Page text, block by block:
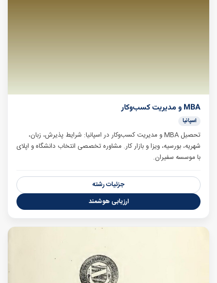
MBA و مدیریت کسب‌وکار
اسپانیا
تحصیل MBA و مدیریت کسب‌وکار در اسپانیا: شرایط پذیرش، زبان،
شهریه، بورسیه، ویزا و بازار کار. مشاوره تخصصی انتخاب دانشگاه و اپلای
با موسسه سفیران.
جزئیات رشته
ارزیابی هوشمند